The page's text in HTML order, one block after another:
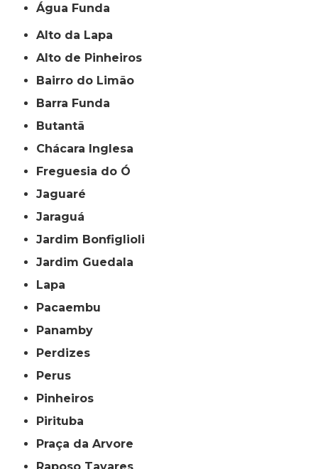
Água Funda
Alto da Lapa
Alto de Pinheiros
Bairro do Limão
Barra Funda
Butantã
Chácara Inglesa
Freguesia do Ó
Jaguaré
Jaraguá
Jardim Bonfiglioli
Jardim Guedala
Lapa
Pacaembu
Panamby
Perdizes
Perus
Pinheiros
Pirituba
Praça da Arvore
Raposo Tavares